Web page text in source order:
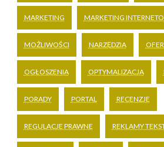
MARKETING MARKETING
MOŻLIWOŚCI NARZĘDZIA
OGŁOSZENIA OPTYMALIZACJA
PORADY PORTAL RECENZJE
REGULACJE PRAWNE REKLAMY